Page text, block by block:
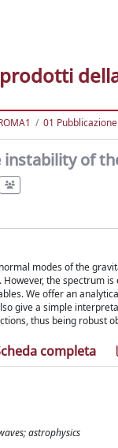
01
instability of
modes of the
the spectrum
We offer an
give a simple
thus being robust
completa
astrophysics